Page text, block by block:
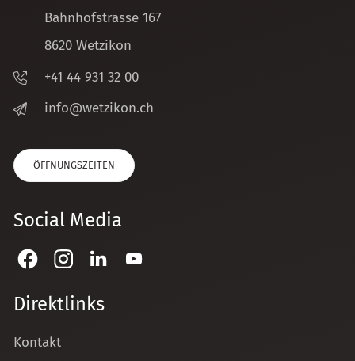
Bahnhofstrasse 167
8620 Wetzikon
+41 44 931 32 00
nf
w tz k n ch
ÖFFNUNGSZEITEN
Social Media
Direktlinks
Kontakt